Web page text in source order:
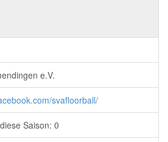
e.V.
svafloorball/
Saison: 0